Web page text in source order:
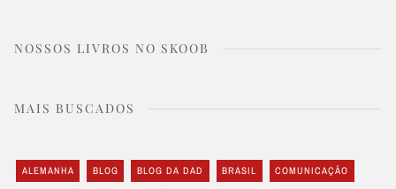
NOSSOS LIVROS NO SKOOB
MAIS BUSCADOS
ALEMANHA BLOG BLOG DA DAD BRASIL COMUNICAÇÃO